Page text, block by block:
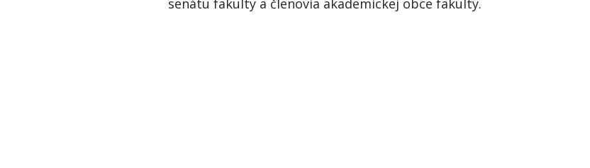
senátu fakulty a členovia akademickej obce fakulty.